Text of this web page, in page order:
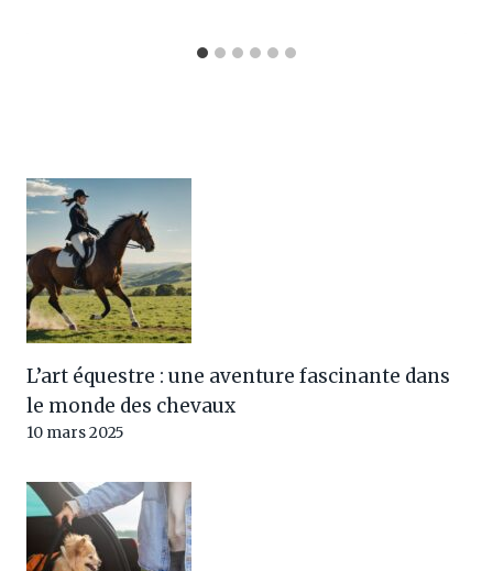
L’art équestre : une aventure fascinante dans
le monde des chevaux
10 mars 2025